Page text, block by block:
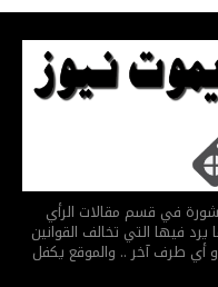
في قسم مقالات الرأي
فيها التي تخالف القوانين
أي طرف آخر .. والموقع يكفل